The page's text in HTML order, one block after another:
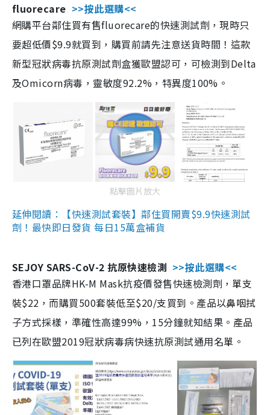
fluorecare >>按此選購<<
網購平台鄰住買有售fluorecare的快速測試劑，現時只
要超低價$9.9就買到，購買前請先注意送貨時間！這款
新型冠狀病毒抗原測試劑盒獲歐盟認可，可檢測到Delta
及Omicorn病毒，靈敏度92.2%，特異度100%。
點擊圖片放大
延伸閱讀：【快速測試套裝】鄰住買開賣$9.9快速測試
劑！最快即日發貨 每日15萬盒補貨
SEJOY SARS-CoV-2 抗原快速檢測 >>按此選購<<
香港口罩品牌HK-M Mask抗疫價發售快速檢測劑，單支
裝$22，而購買500套裝低至$20/支買到。產品以鼻咽拭
子方式採樣，準確性高達99%，15分鐘就知結果。產品
已列在歐盟2019冠狀病毒病快速抗原測試通用名單。